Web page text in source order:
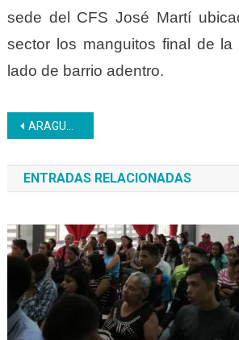
sede del CFS José Martí
sector los manguitos final de la
lado de barrio adentro.
Navegación
de
entradas
ARAGUA | Con salud y alegría El Inces se crece junto al pueblo trabajador en una jornada de salud y asistencia integral
ENTRADAS RELACIONADAS